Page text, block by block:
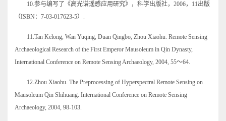
10.参与编写了《高光谱遥感应用研究》，科学出版社，2006，11出版
（ISBN：7-03-017623-5）.
11.Tan Kelong, Wan Yuqing, Duan Qingbo, Zhou Xiaohu. Remote Sensing
Archaeological Research of the First Emperor Mausoleum in Qin Dynasty,
International Conference on Remote Sensing Archaeology, 2004, 55～64.
12.Zhou Xiaohu. The Preprocessing of Hyperspectral Remote Sensing on
Mausoleum Qin Shihuang. International Conference on Remote Sensing
Archaeology, 2004, 98-103.